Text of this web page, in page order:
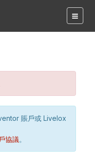
賬戶或 Livelox
協議。